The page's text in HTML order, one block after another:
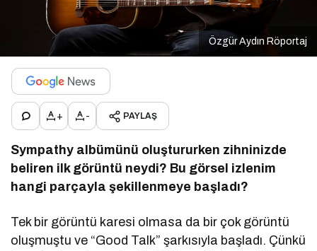
Özgür Aydın Röportaj
+ - PAYLAŞ
Sympathy albümünü oluştururken zihninizde
beliren ilk görüntü neydi? Bu görsel izlenim
hangi parçayla şekillenmeye başladı?
Tek bir görüntü karesi olmasa da bir çok görüntü
oluşmuştu ve “Good Talk” şarkısıyla başladı. Çünkü